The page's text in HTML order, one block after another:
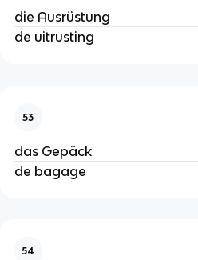
die Ausrüstung
de uitrusting
53
das Gepäck
de bagage
54